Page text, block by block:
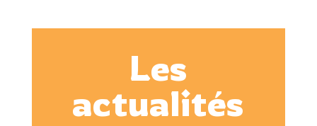
Les
actualités